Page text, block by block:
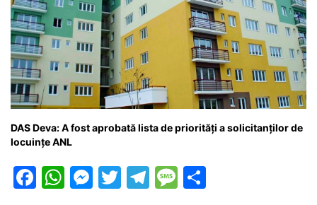
DAS Deva: A fost aprobată lista de priorități a solicitanților de
locuințe ANL
F
W M T
T
M